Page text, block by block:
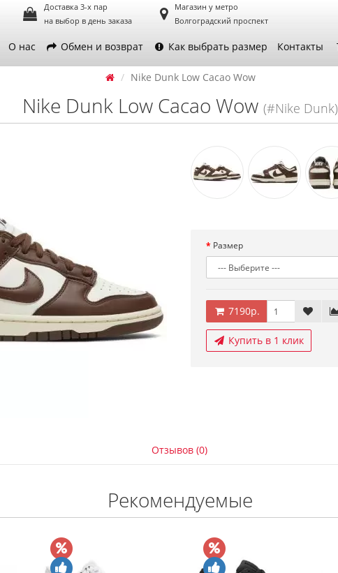
Доставка 3-х пар
на выбор в день заказа
Магазин у метро
Волгоградский проспект
О нас Обмен и возврат Как выбрать размер Контакты
Nike Dunk Low Cacao Wow
Nike Dunk Low Cacao Wow (#Nike Dunk)
Размер
7190р.
Купить в 1 клик
Отзывов (0)
Рекомендуемые